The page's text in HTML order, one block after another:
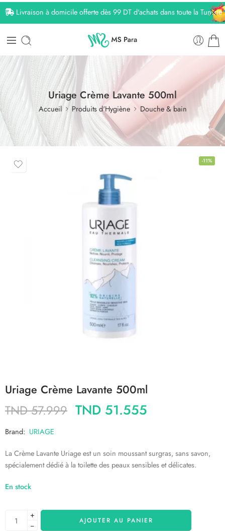
Livraison à domicile offerte dès 99 DT d'achats dans toute la Tunisie
Uriage Crème Lavante 500ml
Accueil Produits d'Hygiène Douche & bain
-11%
Uriage Crème Lavante 500ml
TND57.999 TND 51.555
Brand: URIAGE
La Crème Lavante Uriage est un soin moussant surgras, sans savon,
spécialement dédié à la toilette des peaux sensibles et délicates.
En stock
+
−
AJOUTER AU PANIER